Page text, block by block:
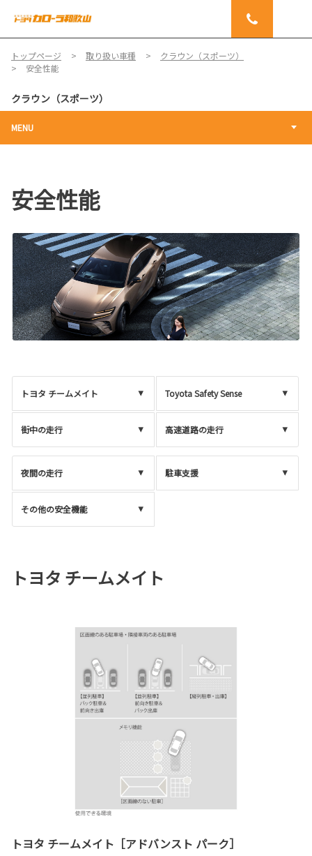
トップページ 取り扱い車種
クラウン（スポーツ）
安全性能
クラウン（スポーツ）
MENU
安全性能
トヨタ チームメイト Toyota Safety Sense
街中の走行 高速道路の走行
夜間の走行 駐車支援
その他の安全機能
トヨタ チームメイト
トヨタ チームメイト［アドバンスト パーク］